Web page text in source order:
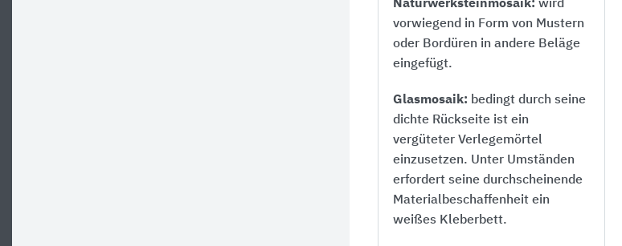
Naturwerksteinmosaik: wird
vorwiegend in Form von Mustern
oder Bordüren in andere Beläge
eingefügt.
Glasmosaik: bedingt durch seine
dichte Rückseite ist ein
vergüteter Verlegemörtel
einzusetzen. Unter Umständen
erfordert seine durchscheinende
Materialbeschaffenheit ein
weißes Kleberbett.